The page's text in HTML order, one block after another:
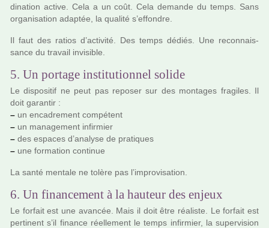
di­na­tion active. Cela a un coût. Cela demande du temps. Sans
orga­ni­sa­tion adap­tée, la qua­lité s’effon­dre.
Il faut des ratios d’acti­vité. Des temps dédiés. Une reconnais­
sance du tra­vail invi­si­ble.
5. Un portage institutionnel solide
Le dis­po­si­tif ne peut pas repo­ser sur des mon­ta­ges fra­gi­les. Il
doit garan­tir :
– un enca­dre­ment com­pé­tent
– un mana­ge­ment infir­mier
– des espa­ces d’ana­lyse de pra­ti­ques
– une for­ma­tion conti­nue
La santé men­tale ne tolère pas l’impro­vi­sa­tion.
6. Un financement à la hauteur des enjeux
Le for­fait est une avan­cée. Mais il doit être réa­liste. Le for­fait est
per­ti­nent s’il finance réel­le­ment le temps infir­mier, la super­vi­sion